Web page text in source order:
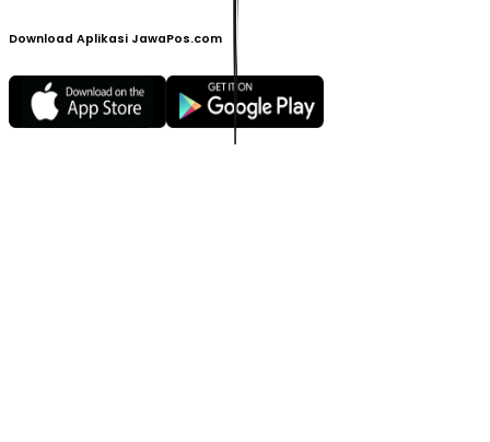
Download Aplikasi JawaPos.com